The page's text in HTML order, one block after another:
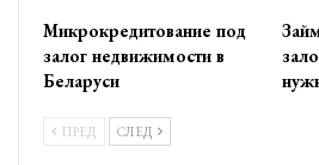
Микрокредитование под
залог недвижимости в
Беларуси
ПРЕД СЛЕД